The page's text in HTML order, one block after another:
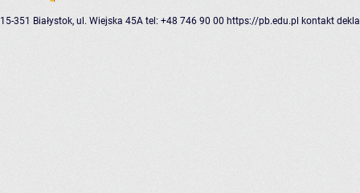
15-351 Białystok, ul. Wiejska 45A tel: +48 746 90 00 https://pb.edu.pl kontakt